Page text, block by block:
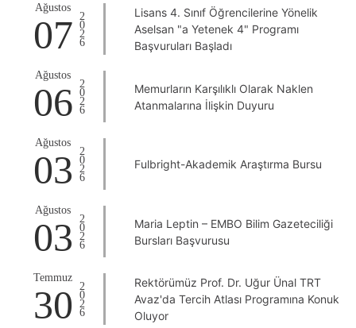
Ağustos
07 2026
Lisans 4. Sınıf Öğrencilerine Yönelik
Aselsan "a Yetenek 4" Programı
Başvuruları Başladı
Ağustos
06 2026
Memurların Karşılıklı Olarak Naklen
Atanmalarına İlişkin Duyuru
Ağustos
03 2026 Fulbright-Akademik Araştırma Bursu
Ağustos
03 2026
Maria Leptin – EMBO Bilim Gazeteciliği
Bursları Başvurusu
Temmuz
30 2026
Rektörümüz Prof. Dr. Uğur Ünal TRT
Avaz'da Tercih Atlası Programına Konuk
Oluyor